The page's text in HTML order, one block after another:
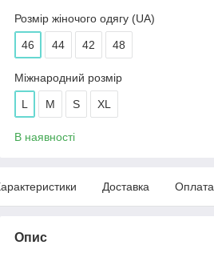
Розмір жіночого одягу (UA)
46 44 42 48
Міжнародний розмір
L M S XL
В наявності
Доставка Оплата
Опис